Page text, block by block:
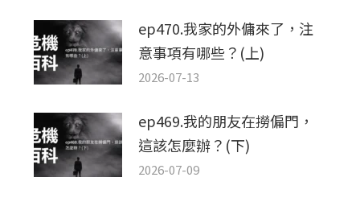
ep470.我家的外傭來了，注
意事項有哪些？(上)
2026-07-13
ep469.我的朋友在撈偏門，
這該怎麼辦？(下)
2026-07-09